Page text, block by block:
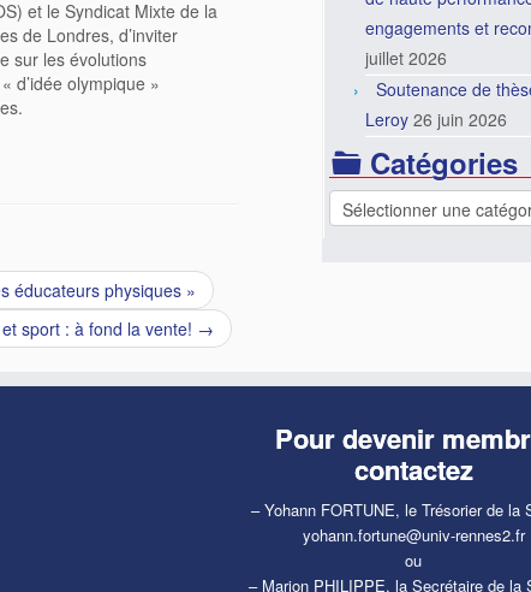
et le Syndicat Mixte de la
de Londres, d’inviter
sur les évolutions
d’idée olympique »
éducateurs physiques »
sport : à fond la vente! →
engagements et
juillet 2026
Soutenance de
Leroy 26 juin 2026
Catégories
Catégories
Pour devenir
contactez
– Yohann FORTUNE, le Trésorier de la
yohann.fortune@univ-rennes2.fr
ou
– Marion PHILIPPE, la Secrétaire de la